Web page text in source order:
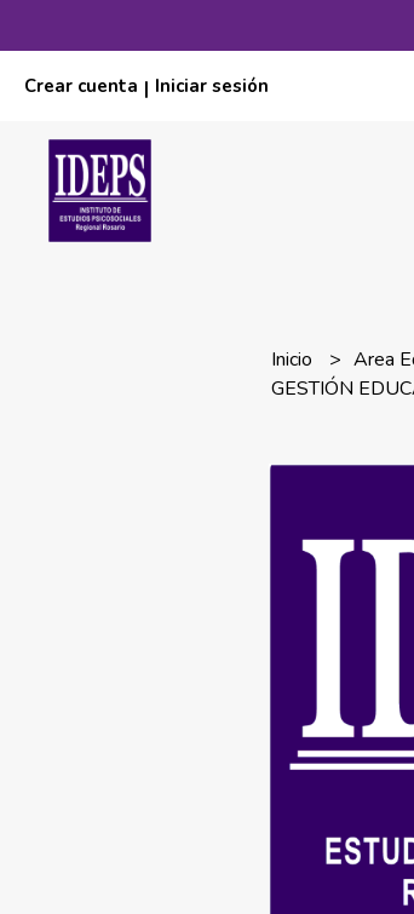
Crear cuenta | Iniciar sesión
Inicio
Area
GESTIÓN